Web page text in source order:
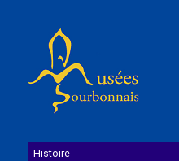
Histoire